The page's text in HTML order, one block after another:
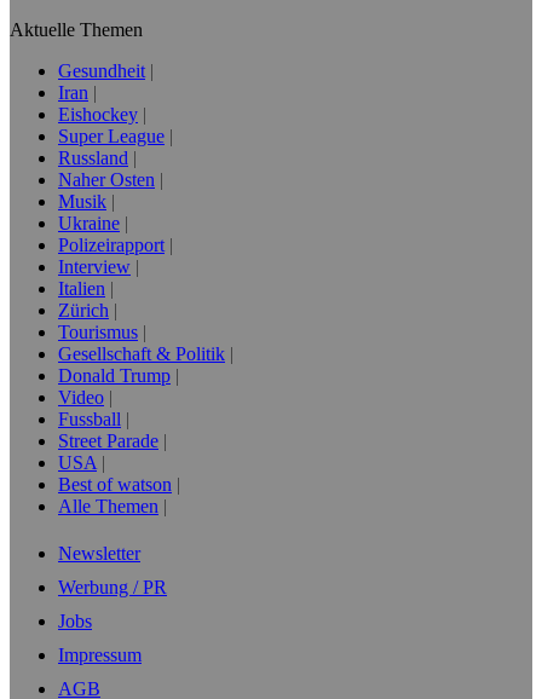
Aktuelle Themen
Gesundheit
Iran
Eishockey
Super League
Russland
Naher Osten
Musik
Ukraine
Polizeirapport
Interview
Italien
Zürich
Tourismus
Gesellschaft & Politik
Donald Trump
Video
Fussball
Street Parade
USA
Best of watson
Alle Themen
Newsletter
Werbung / PR
Jobs
Impressum
AGB